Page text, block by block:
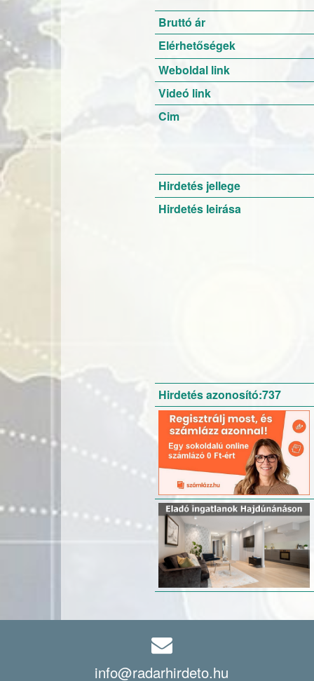
Bruttó ár
Elérhetőségek
Weboldal link
Videó link
Cim
Hirdetés jellege
Hirdetés leirása
Hirdetés azonosító:737
info@radarhirdeto.hu